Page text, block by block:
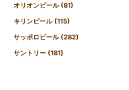
オリオンビール (81)
キリンビール (115)
サッポロビール (282)
サントリー (181)